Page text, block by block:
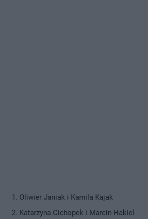
Oliwier Janiak i Kamila Kajak
Katarzyna Cichopek i Marcin Hakiel